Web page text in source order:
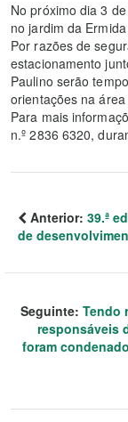
No próximo dia 3
no jardim da
Por razões de
estacionamento
Paulino serão
orientações na
Para mais
n.º 2836 6320,
Anterior: 39.ª
de
Seguinte: Tendo
responsáveis
foram